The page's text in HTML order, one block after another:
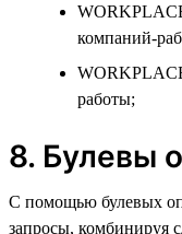
компаний-
работы;
8. Булевы
С помощью булевых
запросы, комбинируя